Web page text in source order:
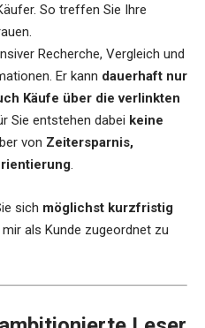
So treffen Sie Ihre
Recherche, Vergleich und
Er kann dauerhaft nur
Käufe über die verlinkten
Sie entstehen dabei keine
von Zeitersparnis,
.
sich möglichst kurzfristig
als Kunde zugeordnet zu